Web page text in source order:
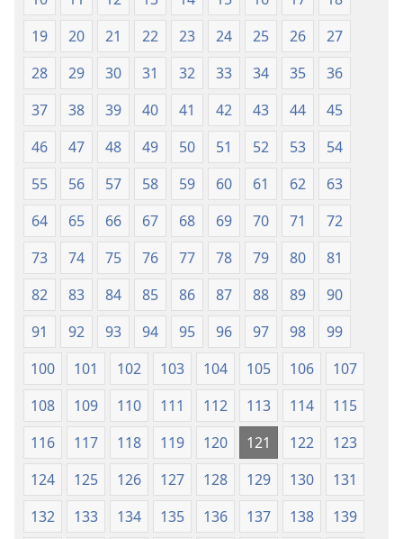
19
20 21 22 23 24 25 26
27
28
29 30 31 32 33 34 35
36
37
38 39 40 41 42 43 44
45
46
47 48 49 50 51 52 53
54
55
56 57 58 59 60 61 62
63
64
65 66 67 68 69 70 71
72
73
74 75 76 77 78 79 80
81
82
83 84 85 86 87 88 89
90
91
92 93 94 95 96 97 98
99
100
101 102 103 104 105 106
107
108
109 110 111 112 113 114
115
116
117 118 119 120 121 122
123
124
125 126 127 128 129 130
131
132
133 134 135 136 137 138
139